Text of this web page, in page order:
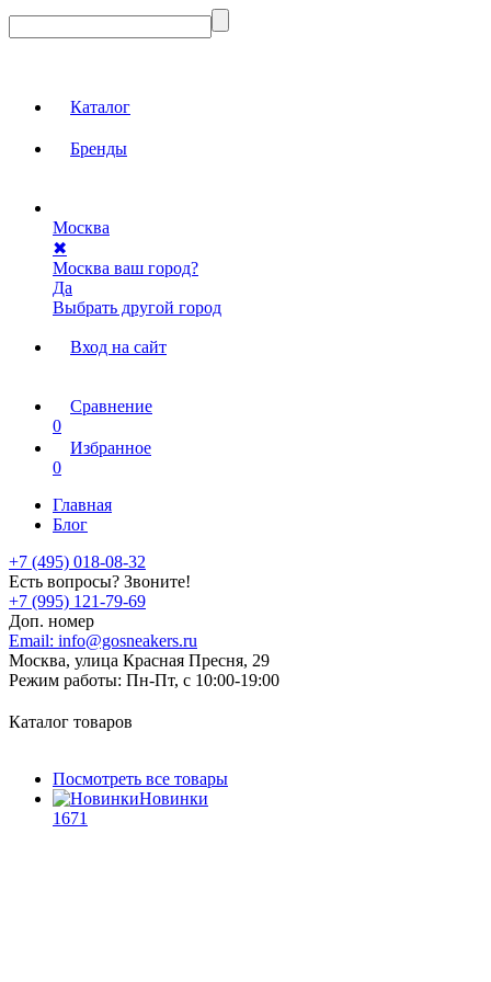
Каталог
Бренды
Москва
✖
Москва ваш город?
Да
Выбрать другой город
Вход на сайт
Сравнение
0
Избранное
0
Главная
Блог
+7 (495) 018-08-32
Есть вопросы? Звоните!
+7 (995) 121-79-69
Доп. номер
Email: info@gosneakers.ru
Москва, улица Красная Пресня, 29
Режим работы: Пн-Пт, с 10:00-19:00
Каталог товаров
Посмотреть все товары
Новинки
1671